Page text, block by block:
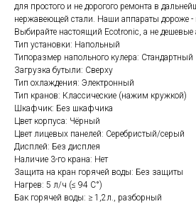
для простого и не дорогого ремонта в
нержавеющей стали. Наши аппараты дороже -
Выбирайте настоящий Ecotronic, а не дешевые
Тип установки: Напольный
Типоразмер напольного кулера: Стандартный
Загрузка бутыли: Сверху
Тип охлаждения: Электронный
Тип кранов: Классические (нажим кружкой)
Шкафчик: Без шкафчика
Цвет корпуса: Чёрный
Цвет лицевых панелей: Серебристый/серый
Дисплей: Без дисплея
Наличие 3-го крана: Нет
Защита на кран горячей воды: Без защиты
Нагрев: 5 л/ч (≤ 94 C°)
Бак горячей воды: ≥ 1,2л., разборный